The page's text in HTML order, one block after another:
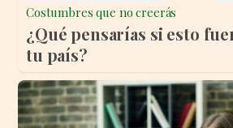
Costumbres que no creerás
¿Qué pensarías si esto
tu país?